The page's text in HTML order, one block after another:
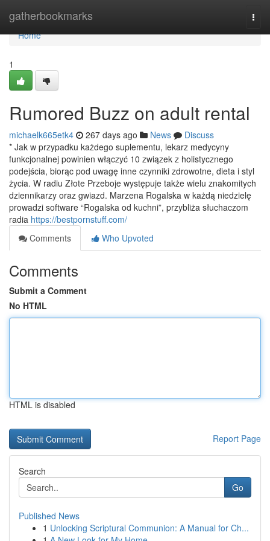
gatherbookmarks
Home
Home
1
Rumored Buzz on adult rental
michaelk665etk4 267 days ago News
Discuss
* Jak w przypadku każdego suplementu, lekarz medycyny
funkcjonalnej powinien włączyć 10 związek z holistycznego
podejścia, biorąc pod uwagę inne czynniki zdrowotne, dieta i styl
życia. W radiu Złote Przeboje występuje także wielu znakomitych
dziennikarzy oraz gwiazd. Marzena Rogalska w każdą niedzielę
prowadzi software “Rogalska od kuchni”, przybliża słuchaczom
radia https://bestpornstuff.com/
Comments
Who Upvoted
Comments
Submit a Comment
No HTML
HTML is disabled
Report Page
Search
Go
Published News
1 Unlocking Scriptural Communion: A Manual for Ch...